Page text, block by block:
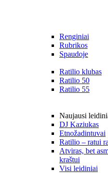
Renginiai
Rubrikos
Spaudoje
Ratilio klubas
Ratilio 50
Ratilio 55
Naujausi
DJ Kaziukas
Etnožadintuvai
Ratilio – ratui
Atviras, bet
kraštui
Visi leidiniai